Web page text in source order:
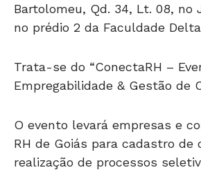
Bartolomeu, Qd. 34, Lt. 08, no
no prédio 2 da Faculdade
Trata-se do “ConectaRH –
Empregabilidade & Gestão de
O evento levará empresas e
RH de Goiás para cadastro de
realização de processos